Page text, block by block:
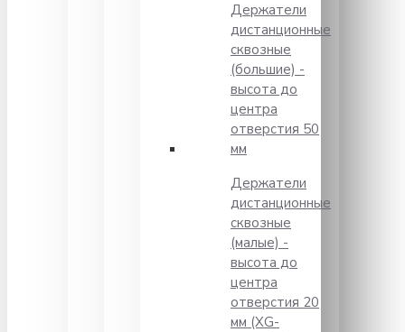
Держатели
дистанционные
сквозные
(большие) -
высота до
центра
отверстия 50
мм
Держатели
дистанционные
сквозные
(малые) -
высота до
центра
отверстия 20
мм (XG-